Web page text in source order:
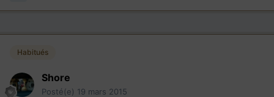
Habitués
Shore
Posté(e) 19 mars 2015